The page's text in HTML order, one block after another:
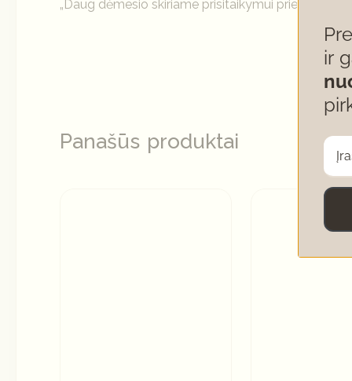
„Daug dėmesio skiriame prisitaikymui prie klientų
Panašūs produktai
ir